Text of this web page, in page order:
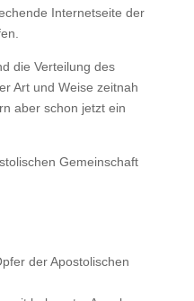
Internetseite der
die Verteilung des
Art und Weise zeitnah
aber schon jetzt ein
Gemeinschaft
der Apostolischen